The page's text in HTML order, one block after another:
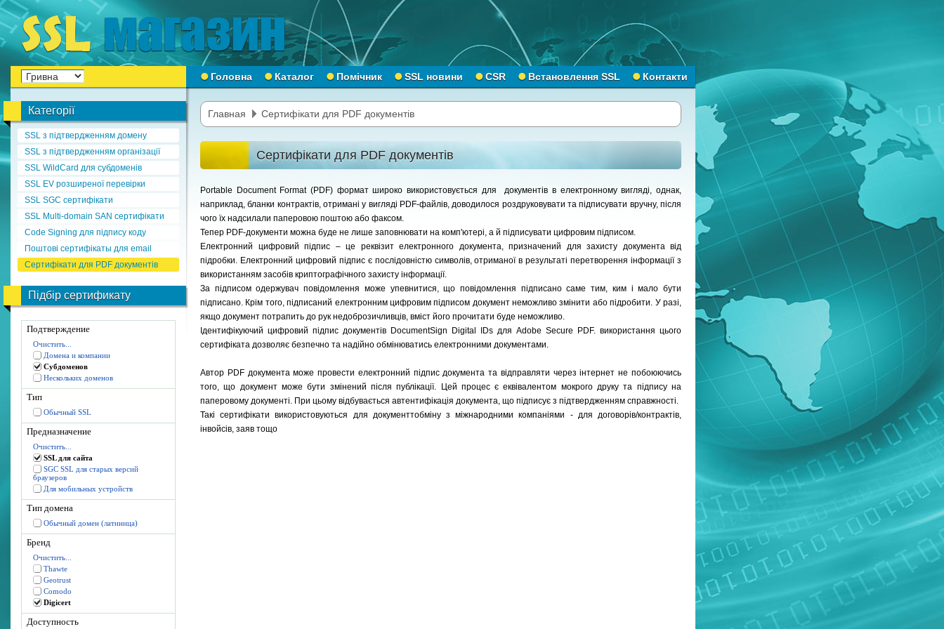
Головна Каталог Помічник SSL новини CSR Встановлення SSL Контакти
Категорії
SSL з підтвердженням домену
SSL з підтвердженням організації
SSL WildCard для субдоменів
SSL EV розширеної перевірки
SSL SGC сертифікати
SSL Multi-domain SAN сертифікати
Code Signing для підпису коду
Поштові сертифікаты для email
Сертифікати для PDF документів
Підбір сертификату
Подтверждение
Очистить...
Домена и компании
Субдоменов
Нескольких доменов
Тип
Обычный SSL
Предназначение
Очистить...
SSL для сайта
SGC SSL для старых версий
браузеров
Для мобильных устройств
Тип домена
Обычный домен (латиница)
Бренд
Очистить...
Thawte
Geotrust
Comodo
Digicert
Доступность
Главная Сертифікати для PDF документів
Сертифікати для PDF документів
Portable Document Format (PDF) формат широко використовується для документів в електронному вигляді, однак,
наприклад, бланки контрактів, отримані у вигляді PDF-файлів, доводилося роздруковувати та підписувати вручну, після
чого їх надсилали паперовою поштою або факсом.
Тепер PDF-документи можна буде не лише заповнювати на комп'ютері, а й підписувати цифровим підписом.
Електронний цифровий підпис – це реквізит електронного документа, призначений для захисту документа від
підробки. Електронний цифровий підпис є послідовністю символів, отриманої в результаті перетворення інформації з
використанням засобів криптографічного захисту інформації.
За підписом одержувач повідомлення може упевнитися, що повідомлення підписано саме тим, ким і мало бути
підписано. Крім того, підписаний електронним цифровим підписом документ неможливо змінити або підробити. У разі,
якщо документ потрапить до рук недоброзичливців, вміст його прочитати буде неможливо.
Ідентифікуючий цифровий підпис документів DocumentSign Digital IDs для Adobe Secure PDF. використання цього
сертифіката дозволяє безпечно та надійно обмінюватись електронними документами.
Автор PDF документа може провести електронний підпис документа та відправляти через інтернет не побоюючись
того, що документ може бути змінений після публікації. Цей процес є еквівалентом мокрого друку та підпису на
паперовому документі. При цьому відбувається автентифікація документа, що підписує з підтвердженням справжності.
Такі сертифікати використовуються для документтобміну з міжнародними компаніями - для договорів/контрактів,
інвойсів, заяв тощо